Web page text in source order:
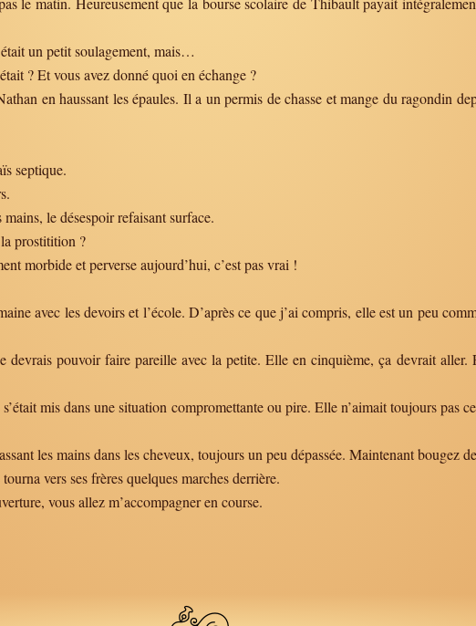
un petit soulagement, mais…
? Et vous avez donné quoi en échange ?
en haussant les épaules. Il a un permis de chasse et mange du ragondin
septique.
le désespoir refaisant surface.
prostitition ?
morbide et perverse aujourd’hui, c’est pas vrai !
avec les devoirs et l’école. D’après ce que j’ai compris, elle est un peu
devrais pouvoir faire pareille avec la petite. Elle en cinquième, ça devrait
mis dans une situation compromettante ou pire. Elle n’aimait toujours pas
les mains dans les cheveux, toujours un peu dépassée. Maintenant bougez
vers ses frères quelques marches derrière.
vous allez m’accompagner en course.